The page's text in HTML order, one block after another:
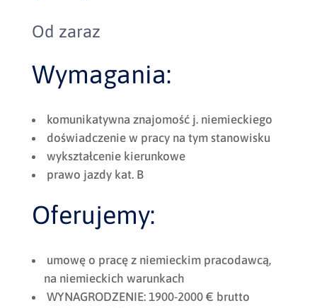
Od zaraz
Wymagania:
komunikatywna znajomość j. niemieckiego
doświadczenie w pracy na tym stanowisku
wykształcenie kierunkowe
prawo jazdy kat. B
Oferujemy:
umowę o pracę z niemieckim pracodawcą,
na niemieckich warunkach
WYNAGRODZENIE: 1900-2000 € brutto